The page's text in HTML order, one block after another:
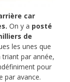
car
On y a posté
de
les unes que
par année,
pour
par avance.